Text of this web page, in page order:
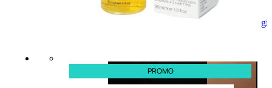
Aggiungi
PROMO